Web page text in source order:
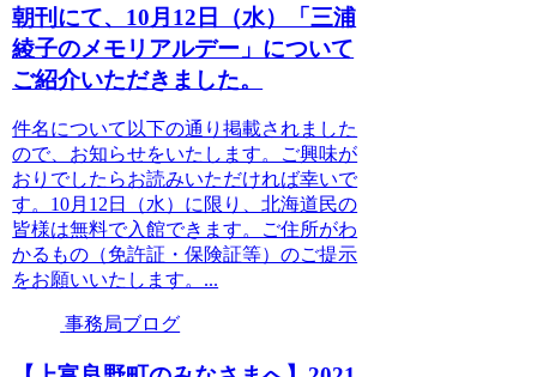
朝刊にて、10月12日（水）「三浦
綾子のメモリアルデー」について
ご紹介いただきました。
件名について以下の通り掲載されました
ので、お知らせをいたします。ご興味が
おりでしたらお読みいただければ幸いで
す。10月12日（水）に限り、北海道民の
皆様は無料で入館できます。ご住所がわ
かるもの（免許証・保険証等）のご提示
をお願いいたします。...
事務局ブログ